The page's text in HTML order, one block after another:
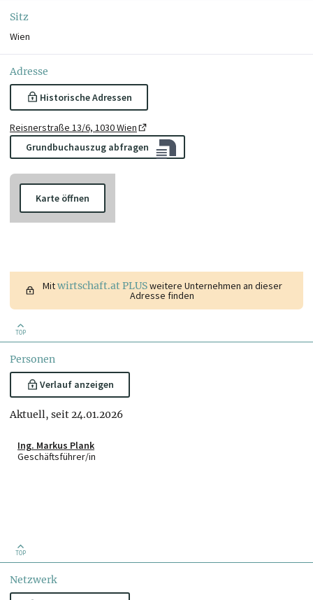
Sitz
Wien
Adresse
Historische Adressen
Reisnerstraße 13/6, 1030 Wien
Grundbuchauszug abfragen
Karte öffnen
Mitwirtschaft.at PLUSweitere Unternehmen an dieser
Adresse finden
TOP
Personen
Verlauf anzeigen
Aktuell, seit 24.01.2026
Ing. Markus Plank
Geschäftsführer/in
TOP
Netzwerk